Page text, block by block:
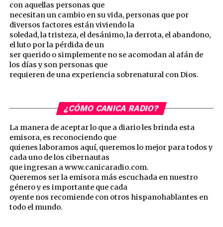
con aquellas personas que
necesitan un cambio en su vida, personas que por
diversos factores están viviendo la
soledad, la tristeza, el desánimo, la derrota, el abandono,
el luto por la pérdida de un
ser querido o simplemente no se acomodan al afán de
los días y son personas que
requieren de una experiencia sobrenatural con Dios.
¿CÓMO CANICA RADIO?
La manera de aceptar lo que a diario les brinda esta
emisora, es reconociendo que
quienes laboramos aquí, queremos lo mejor para todos y
cada uno de los cibernautas
que ingresan a www.canicaradio.com.
Queremos ser la emisora más escuchada en nuestro
género y es importante que cada
oyente nos recomiende con otros hispanohablantes en
todo el mundo.